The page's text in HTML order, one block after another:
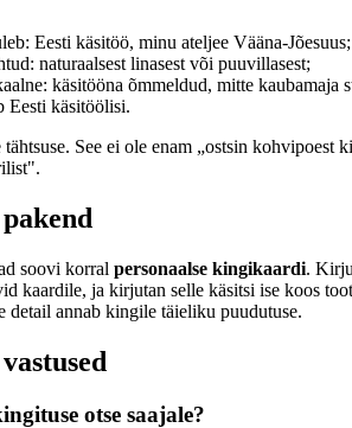
Eesti käsitöö, minu ateljee Vääna-Jõesuus;
naturaalsest linasest või puuvillasest;
käsitööna õmmeldud, mitte kaubamaja
Eesti käsitöölisi.
See ei ole enam „ostsin kohvipoest
soovi korral personaalse kingikaardi.
kaardile, ja kirjutan selle käsitsi ise koos
detail annab kingile täieliku puudutuse.
otse saajale?